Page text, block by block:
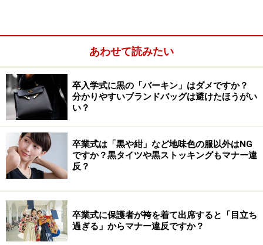
ただし今でも、正式な「夫」ではなく、男女同権の観点
から問題であるとされている「主人」を使った方が受け
入れられやすい状況は、珍しくありません。また、
「夫」という呼び方に冷たさを感じる人もいるようで
す。
そのため、TPOに沿った使い分けが求められることにな
ります。
●オフィシャルなシーンでの「夫」
ビジネスなどオフィシャルな場面、知人や不特定多数
（SNSなど）とのやりとりでは、「夫」を使います。上
あわせて読みたい
卒入学式に黒の「バーキン」はダメですか？
分かりやすいブランドバッグは避けたほうがい
い？
卒業式は「黒や紺」など地味色の服以外はNG
ですか？黒タイツや黒ストッキングもマナー違
反？
卒業式に保護者が袴を着て出席すると「目立ち
過ぎる」からマナー違反ですか？